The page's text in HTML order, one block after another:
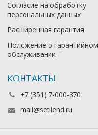
Согласие на обработку
персональных данных
Расширенная гарантия
Положение о гарантийном
обслуживании
КОНТАКТЫ
+7 (351) 7-000-370
mail@setilend.ru